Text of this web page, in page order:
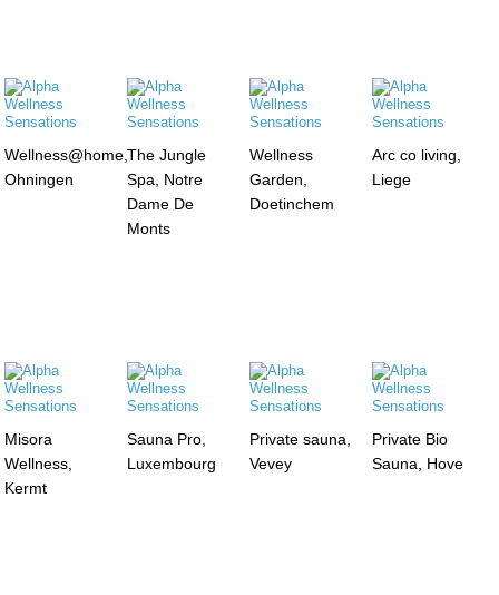
Wellness@home,
Ohningen
The Jungle
Spa, Notre
Dame De
Monts
Wellness
Garden,
Doetinchem
Arc co living,
Liege
Misora
Wellness,
Kermt
Sauna Pro,
Luxembourg
Private sauna,
Vevey
Private Bio
Sauna, Hove